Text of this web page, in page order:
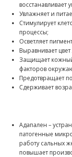
восстанавливает
Увлажняет и
Стимулирует
процессы;
Осветляет
Выравнивает
Защищает кожный
факторов
Предотвращает
Сдерживает
Адапален –
патогенные
работу сальных
повышает